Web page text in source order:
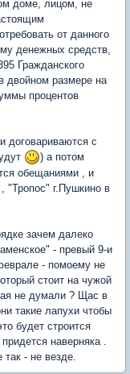
доме, лицом, не
от данного
денежных средств,
Гражданского
двойном размере на
процентов
договариваются с
) а потом
обещаниями , и
"Тропос" г.Пушкино в
зачем далеко
- превый 9-и
- помоему не
стоит на чужой
не думали ? Щас в
такие лапухи чтобы
будет строится
наверняка .
так - не везде.